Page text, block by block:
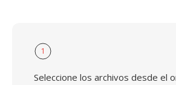
1
Seleccione los archivos desde el